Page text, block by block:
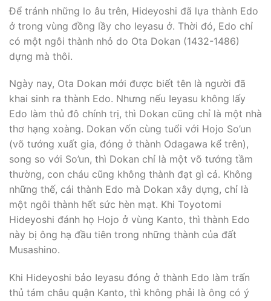
Ðể tránh những lo âu trên, Hideyoshi đã lựa thành Edo
ở trong vùng đồng lầy cho Ieyasu ở. Thời đó, Edo chỉ
có một ngôi thành nhỏ do Ota Dokan (1432-1486)
dựng mà thôi.
Ngày nay, Ota Dokan mới được biết tên là người đã
khai sinh ra thành Edo. Nhưng nếu Ieyasu không lấy
Edo làm thủ đô chính trị, thì Dokan cũng chỉ là một nhà
thơ hạng xoàng. Dokan vốn cùng tuổi với Hojo So’un
(võ tướng xuất gia, đóng ở thành Odagawa kể trên),
song so với So’un, thì Dokan chỉ là một võ tướng tầm
thường, con cháu cũng không thành đạt gì cả. Không
những thế, cái thành Edo mà Dokan xây dựng, chỉ là
một ngôi thành hết sức hèn mạt. Khi Toyotomi
Hideyoshi đánh họ Hojo ở vùng Kanto, thì thành Edo
này bị ông hạ đầu tiên trong những thành của đất
Musashino.
Khi Hideyoshi bảo Ieyasu đóng ở thành Edo làm trấn
thủ tám châu quận Kanto, thì không phải là ông có ý